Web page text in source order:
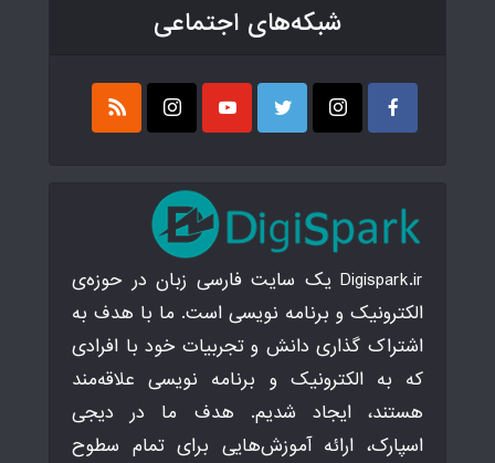
شبکه‌های اجتماعی
Digispark.ir یک سایت فارسی زبان در حوزه‌ی
الکترونیک و برنامه نویسی است. ما با هدف به
اشتراک گذاری دانش و تجربیات خود با افرادی
که به الکترونیک و برنامه نویسی علاقه‌مند
هستند، ایجاد شدیم. هدف ما در دیجی
اسپارک، ارائه آموزش‌هایی برای تمام سطوح